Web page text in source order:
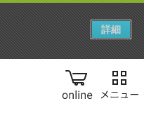
online
詳細